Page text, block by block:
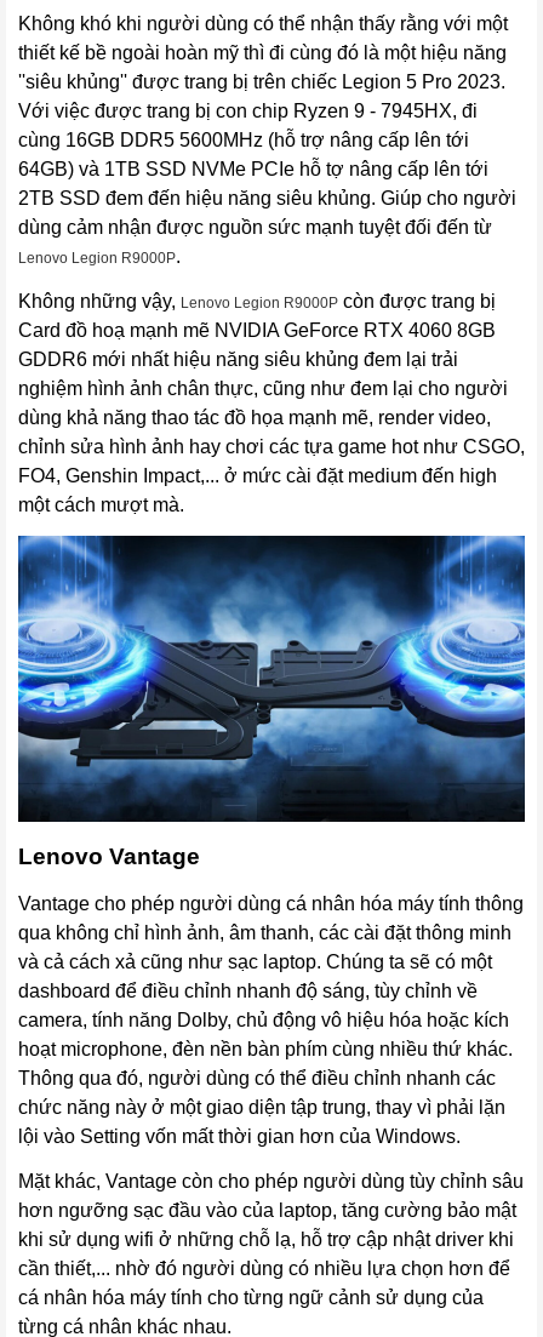
Không khó khi người dùng có thể nhận thấy rằng với một
thiết kế bề ngoài hoàn mỹ thì đi cùng đó là một hiệu năng
''siêu khủng'' được trang bị trên chiếc Legion 5 Pro 2023.
Với việc được trang bị con chip Ryzen 9 - 7945HX, đi
cùng 16GB DDR5 5600MHz (hỗ trợ nâng cấp lên tới
64GB) và 1TB SSD NVMe PCIe hỗ tợ nâng cấp lên tới
2TB SSD đem đến hiệu năng siêu khủng. Giúp cho người
dùng cảm nhận được nguồn sức mạnh tuyệt đối đến từ
Lenovo Legion R9000P.
Không những vậy, Lenovo Legion R9000P còn được trang bị
Card đồ hoạ mạnh mẽ NVIDIA GeForce RTX 4060 8GB
GDDR6 mới nhất hiệu năng siêu khủng đem lại trải
nghiệm hình ảnh chân thực, cũng như đem lại cho người
dùng khả năng thao tác đồ họa mạnh mẽ, render video,
chỉnh sửa hình ảnh hay chơi các tựa game hot như CSGO,
FO4, Genshin Impact,... ở mức cài đặt medium đến high
một cách mượt mà.
Lenovo Vantage
Vantage cho phép người dùng cá nhân hóa máy tính thông
qua không chỉ hình ảnh, âm thanh, các cài đặt thông minh
và cả cách xả cũng như sạc laptop. Chúng ta sẽ có một
dashboard để điều chỉnh nhanh độ sáng, tùy chỉnh về
camera, tính năng Dolby, chủ động vô hiệu hóa hoặc kích
hoạt microphone, đèn nền bàn phím cùng nhiều thứ khác.
Thông qua đó, người dùng có thể điều chỉnh nhanh các
chức năng này ở một giao diện tập trung, thay vì phải lặn
lội vào Setting vốn mất thời gian hơn của Windows.
Mặt khác, Vantage còn cho phép người dùng tùy chỉnh sâu
hơn ngưỡng sạc đầu vào của laptop, tăng cường bảo mật
khi sử dụng wifi ở những chỗ lạ, hỗ trợ cập nhật driver khi
cần thiết,... nhờ đó người dùng có nhiều lựa chọn hơn để
cá nhân hóa máy tính cho từng ngữ cảnh sử dụng của
từng cá nhân khác nhau.